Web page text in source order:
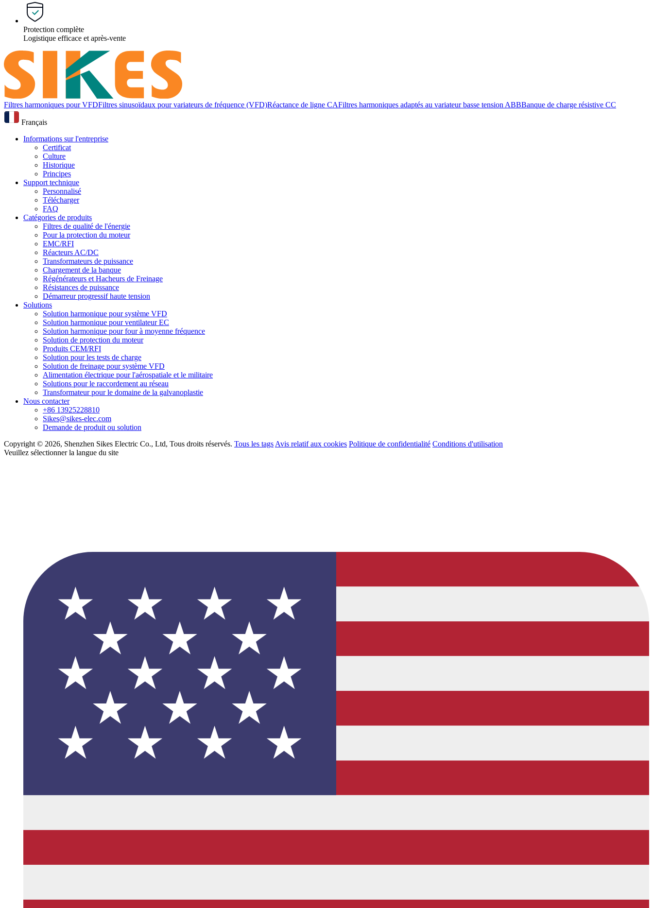
Protection complète
Logistique efficace et après-vente
Filtres harmoniques pour VFDFiltres sinusoïdaux pour variateurs de fréquence (VFD)Réactance de ligne CAFiltres harmoniques adaptés au variateur basse tension ABBBanque de charge résistive CC
Français
Informations sur l'entreprise
Certificat
Culture
Historique
Principes
Support technique
Personnalisé
Télécharger
FAQ
Catégories de produits
Filtres de qualité de l'énergie
Pour la protection du moteur
EMC/RFI
Réacteurs AC/DC
Transformateurs de puissance
Chargement de la banque
Régénérateurs et Hacheurs de Freinage
Résistances de puissance
Démarreur progressif haute tension
Solutions
Solution harmonique pour système VFD
Solution harmonique pour ventilateur EC
Solution harmonique pour four à moyenne fréquence
Solution de protection du moteur
Produits CEM/RFI
Solution pour les tests de charge
Solution de freinage pour système VFD
Alimentation électrique pour l'aérospatiale et le militaire
Solutions pour le raccordement au réseau
Transformateur pour le domaine de la galvanoplastie
Nous contacter
+86 13925228810
Sikes@sikes-elec.com
Demande de produit ou solution
Copyright © 2026, Shenzhen Sikes Electric Co., Ltd, Tous droits réservés. Tous les tags Avis relatif aux cookies Politique de confidentialité Conditions d'utilisation
Veuillez sélectionner la langue du site